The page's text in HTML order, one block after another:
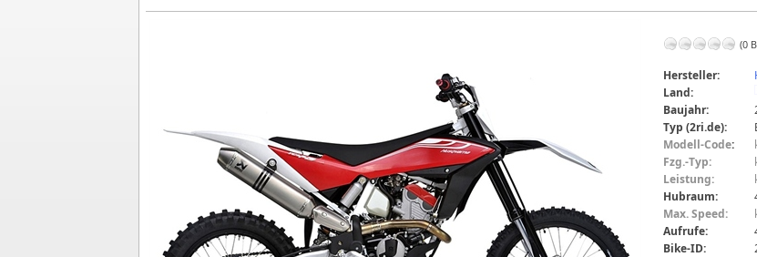
(0
Hersteller:
Land:
Baujahr:
Typ (2ri.de):
Modell-Code:
Fzg.-Typ:
Leistung:
Hubraum:
Max. Speed:
Aufrufe:
Bike-ID: